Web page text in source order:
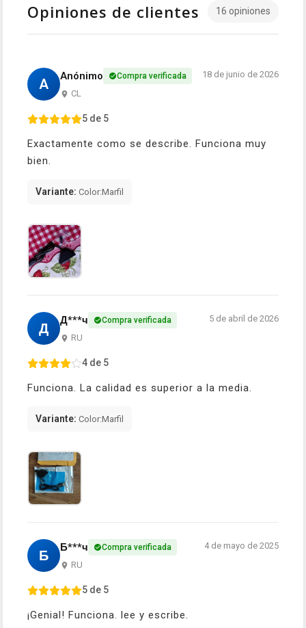
Opiniones de clientes 16 opiniones
A Anónimo Compra verificada
CL
18 de junio de 2026
5 de 5
Exactamente como se describe. Funciona muy
bien.
Variante: Color:Marfil
Д Д***ч Compra verificada
RU
5 de abril de 2026
4 de 5
Funciona. La calidad es superior a la media.
Variante: Color:Marfil
Б Б***ч Compra verificada
RU
4 de mayo de 2025
5 de 5
¡Genial! Funciona. lee y escribe.